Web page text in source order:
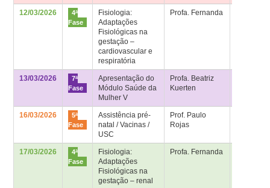
12/03/2026
4ª
Fase
Fisiologia:
Adaptações
Fisiológicas na
gestação –
cardiovascular e
respiratória
Profa. Fernanda
13/03/2026
7ª
Fase
Apresentação do
Módulo Saúde da
Mulher V
Profa. Beatriz
Kuerten
16/03/2026
5ª
Fase
Assistência pré-
natal / Vacinas /
USC
Prof. Paulo
Rojas
17/03/2026
4ª
Fase
Fisiologia:
Adaptações
Fisiológicas na
gestação – renal
Profa. Fernanda